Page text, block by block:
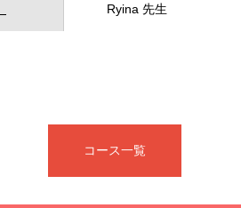
Ryina 先生
コース一覧